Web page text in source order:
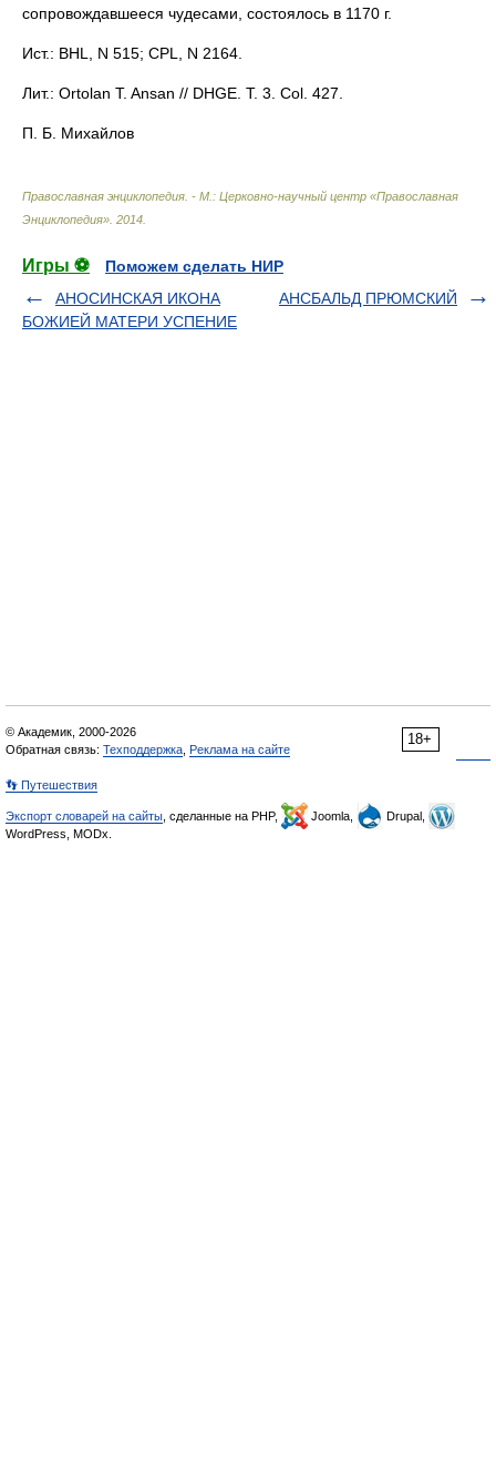
сопровождавшееся чудесами, состоялось в 1170 г.
Ист.: BHL, N 515; CPL, N 2164.
Лит.: Ortolan T. Ansan // DHGE. T. 3. Col. 427.
П. Б. Михайлов
Православная энциклопедия. - М.: Церковно-научный центр «Православная
Энциклопедия» 2014
Игры ⚽
Поможем сделать НИР
АНОСИНСКАЯ ИКОНА
БОЖИЕЙ МАТЕРИ УСПЕНИЕ
АНСБАЛЬД ПРЮМСКИЙ
18+
© Академик, 2000-2026
Обратная связь: Техподдержка Реклама на сайте
👣 Путешествия
Экспорт словарей на сайты , сделанные на PHP, Joomla,
Drupal,
WordPress, MODx.